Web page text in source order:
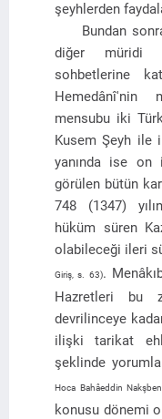
şeyhlerden
Bundan
diğer müridi
sohbetlerine
Hemedânî'nin
mensubu iki
Kusem Şeyh ile
yanında ise on
görülen bütün
748 (1347)
hüküm süren
olabileceği ileri
Giriş, s. 63).
Hazretleri bu
devrilinceye
ilişki tarikat
şeklinde
Hoca Bahâeddin
konusu dönemi